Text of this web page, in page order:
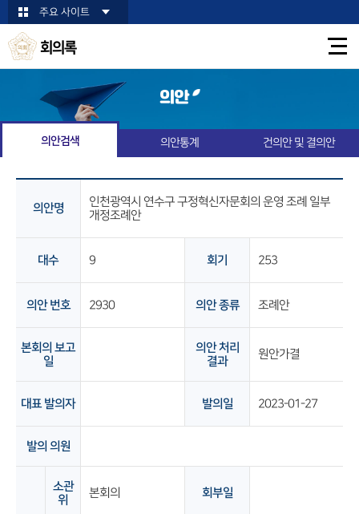
본문바로가기주요 사이트
회의록
의안
의안검색 의안통계 건의안 및 결의안
의안명
인천광역시 연수구 구정혁신자문회의 운영 조례 일부
개정조례안
대수 9 회기 253
의안 번호 2930 의안 종류 조례안
본회의 보고
일
의안 처리
결과
원안가결
대표 발의자 발의일 2023-01-27
발의 의원
소관
위
본회의 회부일